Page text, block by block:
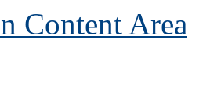
Content Area